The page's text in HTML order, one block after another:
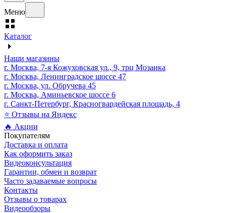
Меню
Каталог
Наши магазины
г. Москва, 7-я Кожуховская ул., 9, трц Мозаика
г. Москва, Ленинградское шоссе 47
г. Москва, ул. Обручева 45
г. Москва, Аминьевское шоссе 6
г. Санкт-Петербург, Красногвардейская площадь, 4
⭐ Отзывы на Яндекс
🔥 Акции
Покупателям
Доставка и оплата
Как оформить заказ
Видеоконсультация
Гарантии, обмен и возврат
Часто задаваемые вопросы
Контакты
Отзывы о товарах
Видеообзоры